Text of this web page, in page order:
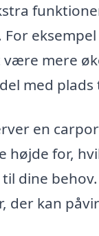
mere
med
en
højde for,
dine
der kan